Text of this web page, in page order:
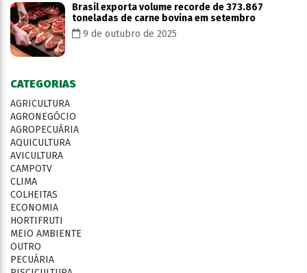
Brasil exporta volume recorde de 373.867
toneladas de carne bovina em setembro
9 de outubro de 2025
CATEGORIAS
AGRICULTURA
AGRONEGÓCIO
AGROPECUÁRIA
AQUICULTURA
AVICULTURA
CAMPOTV
CLIMA
COLHEITAS
ECONOMIA
HORTIFRUTI
MEIO AMBIENTE
OUTRO
PECUÁRIA